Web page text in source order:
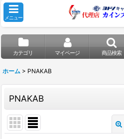
メニュー
カテゴリ マイページ 商品検索
ホーム > PNAKAB
PNAKAB